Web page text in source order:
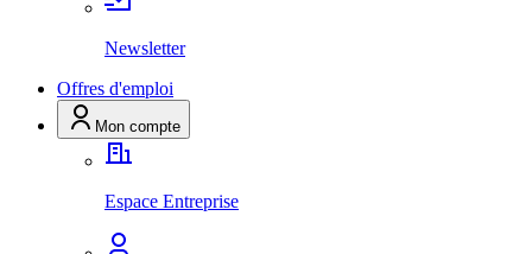
Newsletter
Offres d'emploi
Mon compte
Espace Entreprise